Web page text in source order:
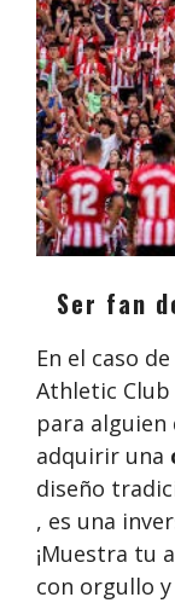
Ser fan
En el caso
Athletic
para alguien
adquirir una
diseño
, es una
¡Muestra tu
con orgullo y